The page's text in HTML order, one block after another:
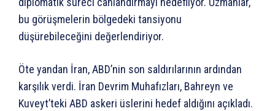
bu görüşmelerin bölgedeki tansiyonu
düşürebileceğini değerlendiriyor.
Öte yandan İran, ABD’nin son saldırılarının ardından
karşılık verdi. İran Devrim Muhafızları, Bahreyn ve
Kuveyt’teki ABD askeri üslerini hedef aldığını açıkladı.